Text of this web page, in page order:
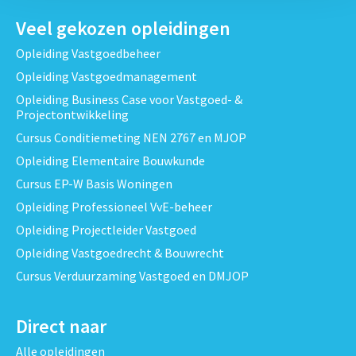
Veel gekozen opleidingen
Opleiding Vastgoedbeheer
Opleiding Vastgoedmanagement
Opleiding Business Case voor Vastgoed- &
Projectontwikkeling
Cursus Conditiemeting NEN 2767 en MJOP
Opleiding Elementaire Bouwkunde
Cursus EP-W Basis Woningen
Opleiding Professioneel VvE-beheer
Opleiding Projectleider Vastgoed
Opleiding Vastgoedrecht & Bouwrecht
Cursus Verduurzaming Vastgoed en DMJOP
Direct naar
Alle opleidingen